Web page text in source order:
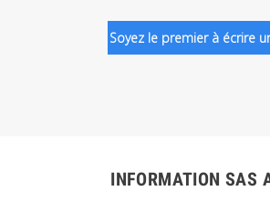
Soyez le premier à écrire
INFORMATION SAS